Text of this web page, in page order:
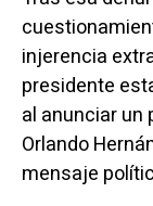
injerencia
presidente
al anunciar un
Orlando
mensaje